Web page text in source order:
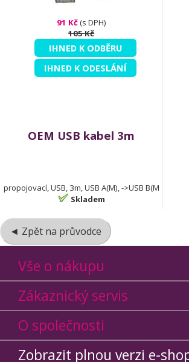
91 Kč(s DPH)
105 Kč
IHNED K ODBĚRU
IHNED K ODESLÁNÍ
OEM USB kabel 3m
propojovací, USB, 3m, USB A(M), ->USB B(M
Skladem
◄ Zpět na průvodce
Vše o nákupu
Zákaznický servis
O společnosti
Zobrazit plnou verzi e-